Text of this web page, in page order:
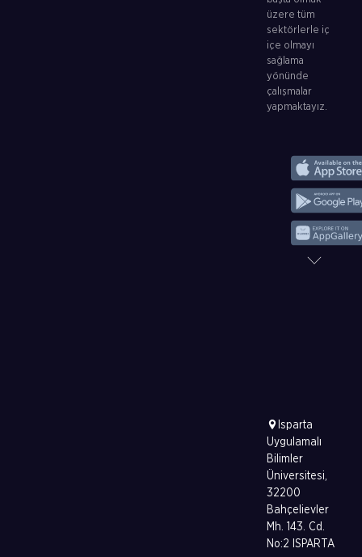
üzere tüm
sektörlerle iç
içe olmayı
sağlama
yönünde
çalışmalar
yapmaktayız.
Isparta
Uygulamalı
Bilimler
Üniversitesi,
32200
Bahçelievler
Mh. 143. Cd.
No:2 ISPARTA